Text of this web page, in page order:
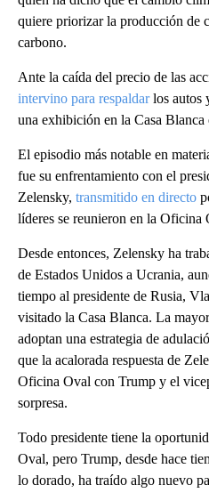
quiere priorizar la producción de
carbono.
Ante la caída del precio de las
intervino para respaldarlos autos
una exhibición en la Casa Blanca
El episodio más notable en
fue su enfrentamiento con el
Zelensky, transmitido en directo
líderes se reunieron en la Oficina
Desde entonces, Zelensky ha
de Estados Unidos a Ucrania,
tiempo al presidente de Rusia,
visitado la Casa Blanca. La
adoptan una estrategia de
que la acalorada respuesta de
Oficina Oval con Trump y el
sorpresa.
Todo presidente tiene la
Oval, pero Trump, desde hace
lo dorado, ha traído algo nuevo